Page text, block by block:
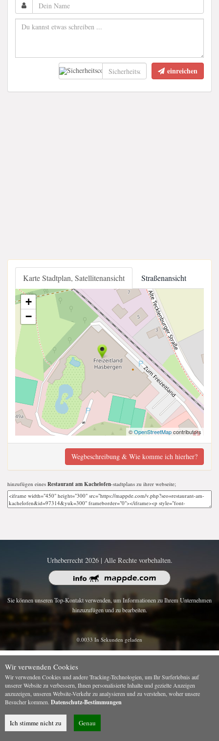
einreichen
Karte Stadtplan, Satellitenansicht Straßenansicht
+
−
©OpenStreetMapcontributors
Wegbeschreibung & Wie komme ich hierher?
hinzufügen eines Restaurant am Kachelofen-stadtplans zu ihrer webseite;
Urheberrecht 2026 | Alle Rechte vorbehalten.
Sie können unseren Top-Kontakt verwenden, um Informationen zu Ihrem Unternehmen
hinzuzufügen und zu bearbeiten.
0.0033 In Sekunden geladen
Wir verwenden Cookies
Wir verwenden Cookies und andere Tracking-Technologien, um Ihr Surferlebnis auf
unserer Website zu verbessern, Ihnen personalisierte Inhalte und gezielte Anzeigen
anzuzeigen, unseren Website-Verkehr zu analysieren und zu verstehen, woher unsere
Besucher kommen. Datenschutz-Bestimmungen
Ich stimme nicht zu Genau